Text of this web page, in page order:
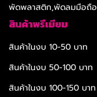
พัดพลาสติก,พัดลมมือถือ
สินค้าพรีเมียม
สินค้าในงบ 10-50 บาท
สินค้าในงบ 50-100 บาท
สินค้าในงบ 100-150 บาท